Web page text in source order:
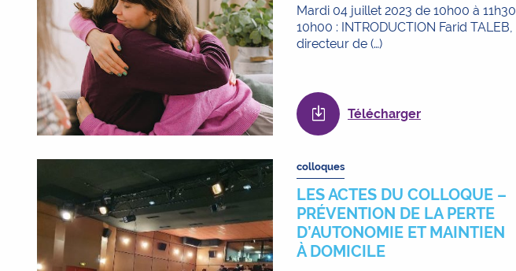
Mardi 04 juillet 2023 de 10h00 à 11h30
10h00 : INTRODUCTION Farid TALEB,
directeur de (…)
Télécharger
colloques
LES ACTES DU COLLOQUE – ​​
PRÉVENTION DE LA PERTE
D’AUTONOMIE ET MAINTIEN
À DOMICILE​